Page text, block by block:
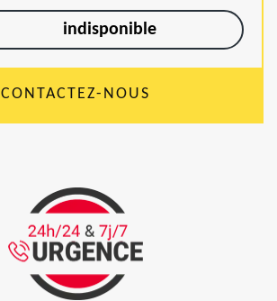
indisponible
CONTACTEZ-NOUS